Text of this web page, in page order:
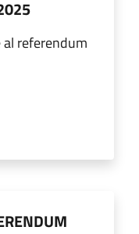
referendum